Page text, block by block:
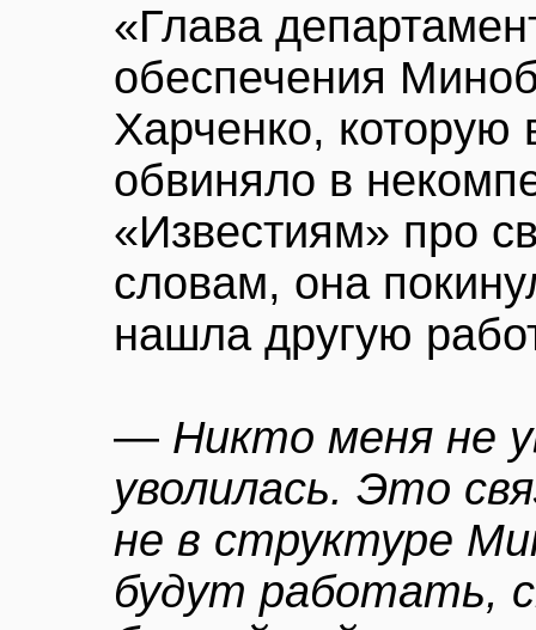
«Глава
обеспечения
Харченко, которую
обвиняло в
«Известиям» про
словам, она
нашла другую
— Никто меня не
уволилась. Это
не в структуре
будут работать,